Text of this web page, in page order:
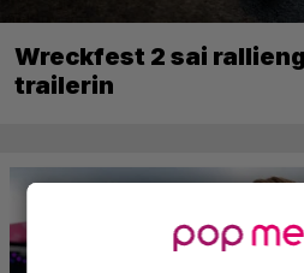
Wreckfest 2 sai
trailerin